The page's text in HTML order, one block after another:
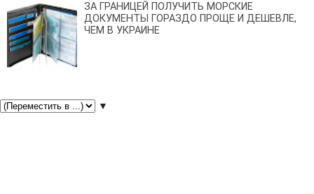
ЗА ГРАНИЦЕЙ ПОЛУЧИТЬ МОРСКИЕ
ДОКУМЕНТЫ ГОРАЗДО ПРОЩЕ И ДЕШЕВЛЕ,
ЧЕМ В УКРАИНЕ
▼